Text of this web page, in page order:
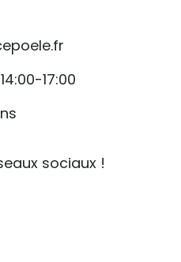
17:00
sociaux !